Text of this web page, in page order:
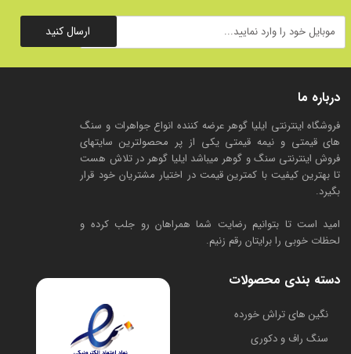
درباره ما
فروشگاه اینترنتی ایلیا گوهر عرضه کننده انواع جواهرات و سنگ
های قیمتی و نیمه قیمتی یکی از پر محصولترین سایتهای
فروش اینترنتی سنگ و گوهر میباشد ایلیا گوهر در تلاش هست
تا بهترین کیفیت با کمترین قیمت در اختیار مشتریان خود قرار
بگیرد.
امید است تا بتوانیم رضایت شما همراهان رو جلب کرده و
لحظات خوبی را برایتان رقم زنیم.
دسته بندی محصولات
​نگین های تراش خورده
سنگ راف و دکوری
ارسال کنید